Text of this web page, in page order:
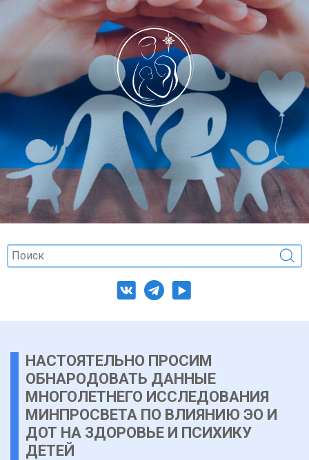
НАСТОЯТЕЛЬНО ПРОСИМ
ОБНАРОДОВАТЬ ДАННЫЕ
МНОГОЛЕТНЕГО ИССЛЕДОВАНИЯ
МИНПРОСВЕТА ПО ВЛИЯНИЮ ЭО И
ДОТ НА ЗДОРОВЬЕ И ПСИХИКУ
ДЕТЕЙ